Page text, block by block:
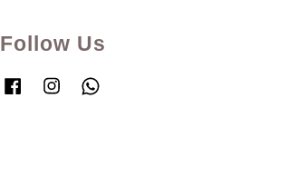
Follow Us
FacebookInstagram